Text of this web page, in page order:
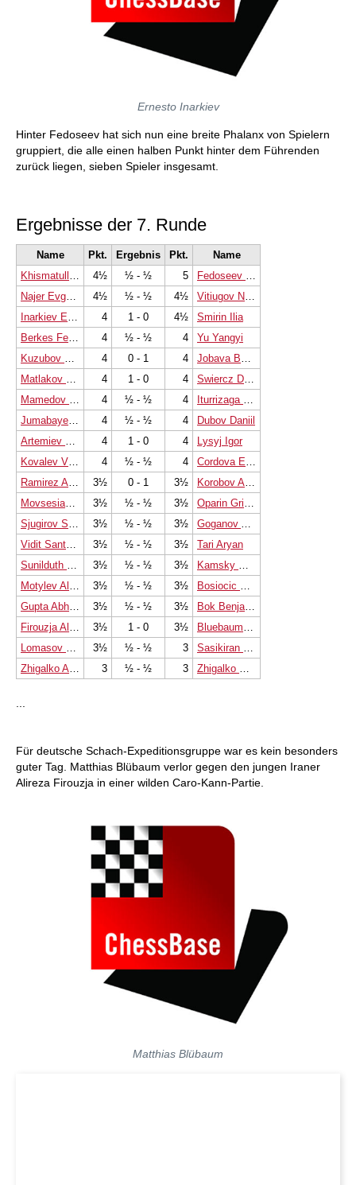
Ernesto Inarkiev
Hinter Fedoseev hat sich nun eine breite Phalanx von Spielern
gruppiert, die alle einen halben Punkt hinter dem Führenden
zurück liegen, sieben Spieler insgesamt.
Ergebnisse der 7. Runde
Name Pkt. Ergebnis Pkt.
Name
Khismatullin Denis
4½ ½ - ½ 5
Fedoseev Vladimir
Najer Evgeniy
4½ ½ - ½ 4½
Vitiugov Nikita
Inarkiev Ernesto
4 1 - 0 4½
Smirin Ilia
Berkes Ferenc
4 ½ - ½ 4
Yu Yangyi
Kuzubov Yuriy
4 0 - 1 4
Jobava Baadur
Matlakov Maxim
4 1 - 0 4
Swiercz Dariusz
Mamedov Rauf
4 ½ - ½ 4
Iturrizaga Bonelli Eduardo
Jumabayev Rinat
4 ½ - ½ 4
Dubov Daniil
Artemiev Vladislav
4 1 - 0 4
Lysyj Igor
Kovalev Vladislav
4 ½ - ½ 4
Cordova Emilio
Ramirez Alejandro
3½ 0 - 1 3½
Korobov Anton
Movsesian Sergei
3½ ½ - ½ 3½
Oparin Grigoriy
Sjugirov Sanan
3½ ½ - ½ 3½
Goganov Aleksey
Vidit Santosh Gujrathi
3½ ½ - ½ 3½
Tari Aryan
Sunilduth Lyna Narayanan
3½ ½ - ½ 3½
Kamsky Gata
Motylev Alexander
3½ ½ - ½ 3½
Bosiocic Marin
Gupta Abhijeet
3½ ½ - ½ 3½
Bok Benjamin
Firouzja Alireza
3½ 1 - 0 3½
Bluebaum Matthias
Lomasov Semen
3½ ½ - ½ 3
Sasikiran Krishnan
Zhigalko Andrey
3 ½ - ½ 3 Zhigalko Sergei
Für deutsche Schach-Expeditionsgruppe war es kein besonders
guter Tag. Matthias Blübaum verlor gegen den jungen Iraner
Alireza Firouzja in einer wilden Caro-Kann-Partie.
Matthias Blübaum